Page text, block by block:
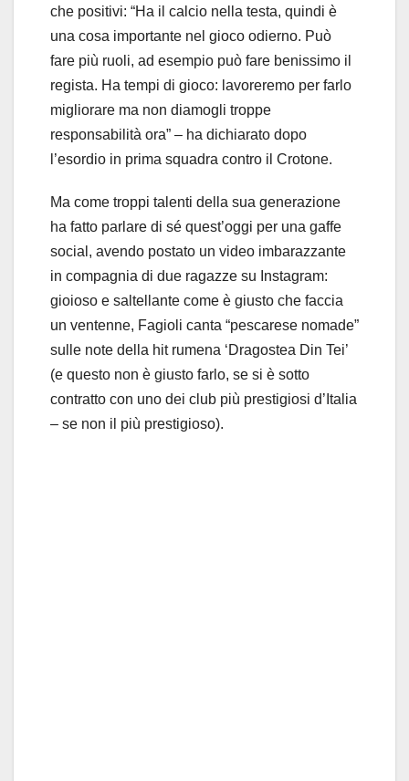
che positivi: “Ha il calcio nella testa, quindi è
una cosa importante nel gioco odierno. Può
fare più ruoli, ad esempio può fare benissimo il
regista. Ha tempi di gioco: lavoreremo per farlo
migliorare ma non diamogli troppe
responsabilità ora” – ha dichiarato dopo
l’esordio in prima squadra contro il Crotone.
Ma come troppi talenti della sua generazione
ha fatto parlare di sé quest’oggi per una gaffe
social, avendo postato un video imbarazzante
in compagnia di due ragazze su Instagram:
gioioso e saltellante come è giusto che faccia
un ventenne, Fagioli canta “pescarese nomade”
sulle note della hit rumena ‘Dragostea Din Tei’
(e questo non è giusto farlo, se si è sotto
contratto con uno dei club più prestigiosi d’Italia
– se non il più prestigioso).